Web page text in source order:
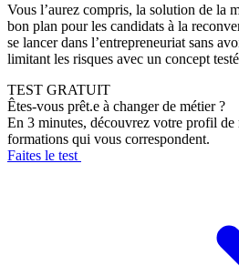
Vous l’aurez compris, la solution de la
bon plan pour les candidats à la
se lancer dans l’entrepreneuriat sans
limitant les risques avec un concept
TEST GRATUIT
Êtes-vous prêt.e à changer de métier ?
En 3 minutes, découvrez votre profil de
formations qui vous correspondent.
Faites le test